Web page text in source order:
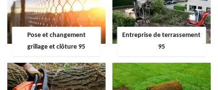
Pose et changement
grillage et clôture 95
Entreprise de terrassement
95